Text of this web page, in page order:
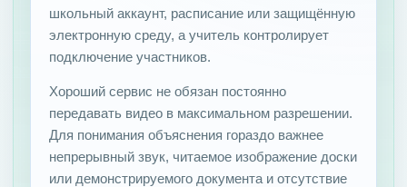
школьный аккаунт, расписание или защищённую
электронную среду, а учитель контролирует
подключение участников.
Хороший сервис не обязан постоянно
передавать видео в максимальном разрешении.
Для понимания объяснения гораздо важнее
непрерывный звук, читаемое изображение доски
или демонстрируемого документа и отсутствие